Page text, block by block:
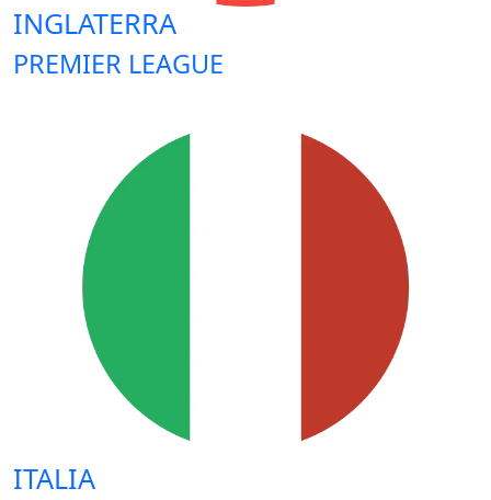
INGLATERRA
PREMIER LEAGUE
ITALIA